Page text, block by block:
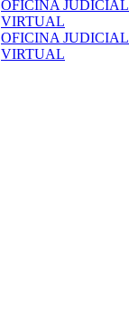
OFICINA JUDICIAL
VIRTUAL
OFICINA JUDICIAL
VIRTUAL